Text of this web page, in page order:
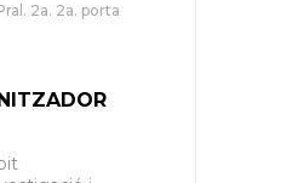
2a. 2a. porta